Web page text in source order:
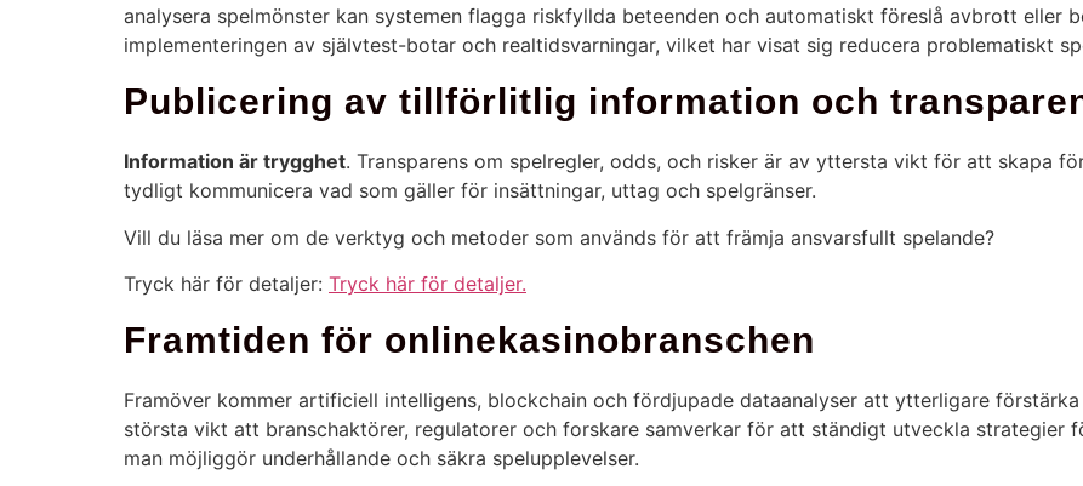
analysera spelmönster kan systemen flagga riskfyllda beteenden och automatiskt föreslå avbrott eller
implementeringen av självtest-botar och realtidsvarningar, vilket har visat sig reducera problematiskt
Publicering av tillförlitlig information och
Information är trygghet. Transparens om spelregler, odds, och risker är av yttersta vikt för att skapa
tydligt kommunicera vad som gäller för insättningar, uttag och spelgränser.
Vill du läsa mer om de verktyg och metoder som används för att främja ansvarsfullt spelande?
Tryck här för detaljer: Tryck här för detaljer.
Framtiden för onlinekasinobranschen
Framöver kommer artificiell intelligens, blockchain och fördjupade dataanalyser att ytterligare
största vikt att branschaktörer, regulatorer och forskare samverkar för att ständigt utveckla strategier
man möjliggör underhållande och säkra spelupplevelser.